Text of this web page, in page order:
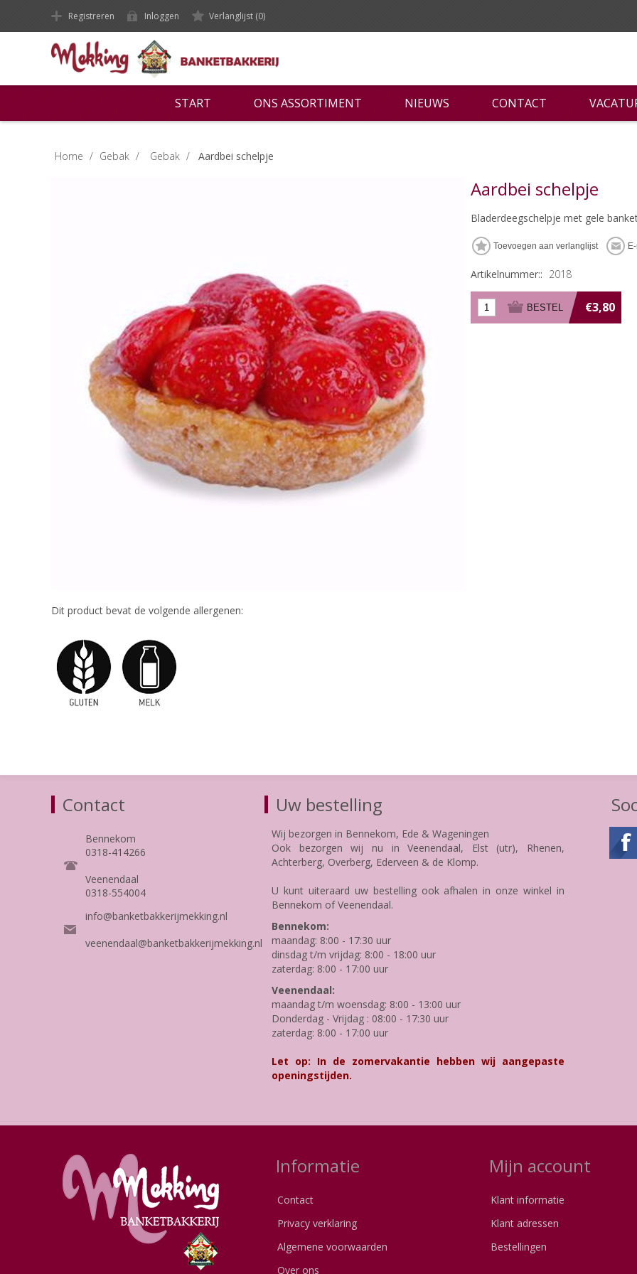
Registreren Inloggen Verlanglijst (0)
START ONS ASSORTIMENT NIEUWS CONTACT
Home / Gebak / Gebak / Aardbei schelpje
Aardbei schelpje
Bladerdeegschelpje met gele
Artikelnummer:: 2018
€3,80
Dit product bevat de volgende allergenen:
Contact
Bennekom
0318-414266
Veenendaal
0318-554004
info@banketbakkerijmekking.nl
veenendaal@banketbakkerijmekking.nl
Uw bestelling
Wij bezorgen in Bennekom, Ede & Wageningen
Ook bezorgen wij nu in Veenendaal, Elst (utr), Rhenen,
Achterberg, Overberg, Ederveen & de Klomp.
U kunt uiteraard uw bestelling ook afhalen in onze winkel in
Bennekom of Veenendaal.
Bennekom:
maandag: 8:00 - 17:30 uur
dinsdag t/m vrijdag: 8:00 - 18:00 uur
zaterdag: 8:00 - 17:00 uur
Veenendaal:
maandag t/m woensdag: 8:00 - 13:00 uur
Donderdag - Vrijdag : 08:00 - 17:30 uur
zaterdag: 8:00 - 17:00 uur
Let op: In de zomervakantie hebben wij aangepaste
openingstijden.
Informatie
Contact
Privacy verklaring
Algemene voorwaarden
Over ons
Mijn account
Klant informatie
Klant adressen
Bestellingen